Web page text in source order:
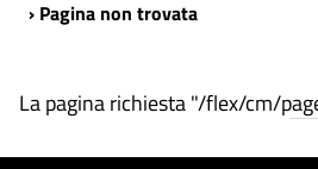
› Pagina non trovata
La pagina richiesta "/flex/cm/